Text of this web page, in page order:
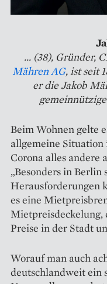
... (38), Gründer,
Mähren AG, ist seit
er die Jakob
Beim Wohnen gelte
allgemeine Situation
Corona alles andere
„Besonders in
Herausforderungen
es eine
Mietpreisdeckelung,
Preise in der Stadt
Worauf man auch
deutschlandweit ein